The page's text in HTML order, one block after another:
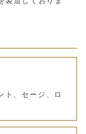
ト、セージ、ロ